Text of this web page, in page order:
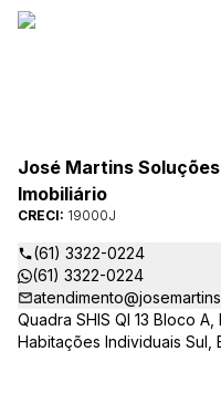
José Martins
Imobiliário
CRECI: 19000J
(61) 3322-0224
(61) 3322-0224
Quadra SHIS QI 13 Bloco
Habitações Individuais Sul,